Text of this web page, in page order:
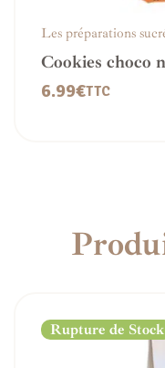
Les préparations
Cookies choco
6.99€TTC
Rupture de Stock